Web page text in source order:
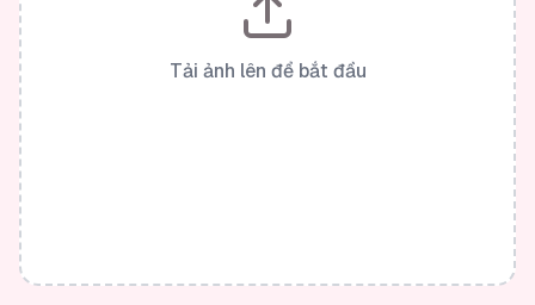
Tải ảnh lên để bắt đầu